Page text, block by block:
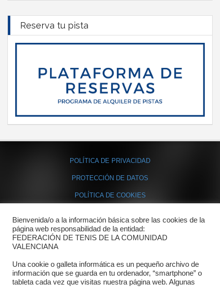
Reserva tu pista
POLÍTICA DE PRIVACIDAD
PROTECCIÓN DE DATOS
POLÍTICA DE COOKIES
Contacto
Dónde estamos
Directorio departamentos
Horario
Bienvenida/o a la información básica sobre las cookies de la
página web responsabilidad de la entidad:
FEDERACIÓN DE TENIS DE LA COMUNIDAD
VALENCIANA
Una cookie o galleta informática es un pequeño archivo de
información que se guarda en tu ordenador, “smartphone” o
tableta cada vez que visitas nuestra página web. Algunas